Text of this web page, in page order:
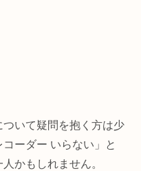
ついて疑問を抱く方は少
ーダー いらない」と
かもしれません。